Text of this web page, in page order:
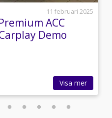
11 februari 2025
ACC
Demo
Visa mer